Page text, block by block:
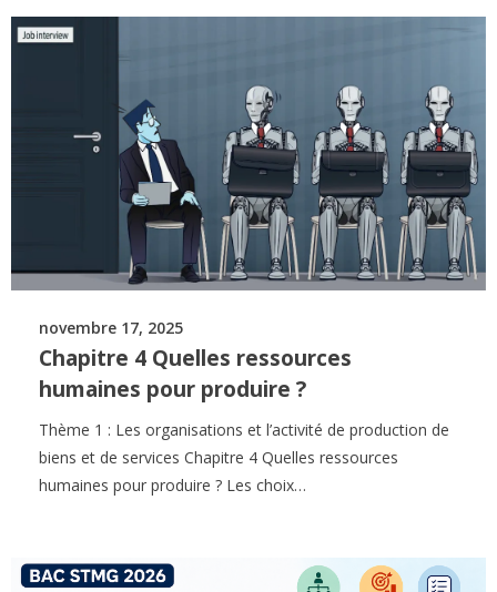
novembre 17, 2025
Chapitre 4 Quelles ressources
humaines pour produire ?
Thème 1 : Les organisations et l’activité de production de
biens et de services Chapitre 4 Quelles ressources
humaines pour produire ? Les choix…